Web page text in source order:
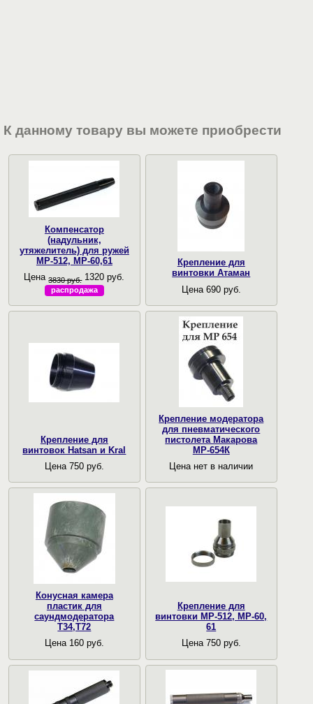
К данному товару вы можете приобрести
Компенсатор
(надульник,
утяжелитель) для ружей
МР-512, МР-60,61
Цена3830 руб. 1320 руб.
распродажа
Крепление для
винтовки Атаман
Цена 690 руб.
Крепление для
винтовок Hatsan и Kral
Цена 750 руб.
Крепление модератора
для пневматического
пистолета Макарова
МР-654К
Цена нет в наличии
Конусная камера
пластик для
саундмодератора
Т34,Т72
Цена 160 руб.
Крепление для
винтовки МР-512, МР-60,
61
Цена 750 руб.